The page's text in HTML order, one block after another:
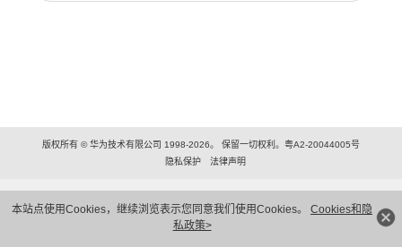
本站点使用Cookies，继续浏览表示您同意我们使用Cookies。 Cookies和隐
私政策>
版权所有 © 华为技术有限公司 1998-2026。 保留一切权利。粤A2-20044005号
隐私保护
法律声明